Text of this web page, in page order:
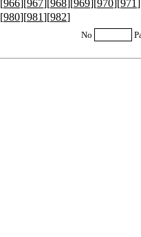
[966][967][968][969][970][971
[980][981][982]
No